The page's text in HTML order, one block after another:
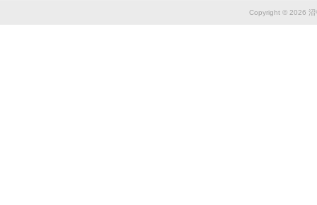
Copyright © 2026 沼